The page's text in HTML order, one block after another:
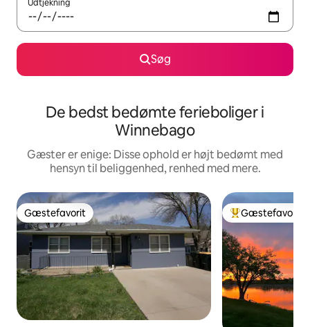
Udtjekning
Søg
De bedst bedømte ferieboliger i
Winnebago
Gæster er enige: Disse ophold er højt bedømt med
hensyn til beliggenhed, renhed med mere.
Gæstefavorit
Gæstefavorit Bedste
Gæstefavorit